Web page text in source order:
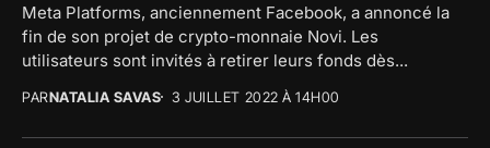
Meta Platforms, anciennement Facebook, a annoncé la
fin de son projet de crypto-monnaie Novi. Les
utilisateurs sont invités à retirer leurs fonds dès...
PARNATALIA SAVAS 3 JUILLET 2022 À 14H00